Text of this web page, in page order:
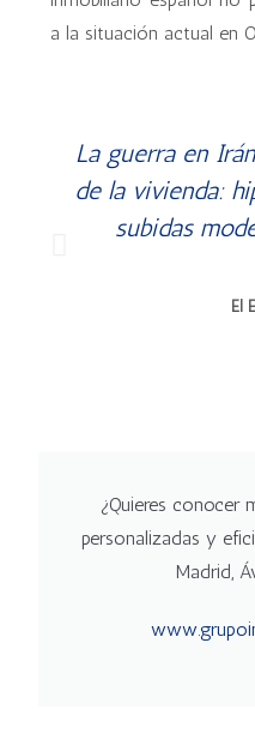
a la situación actual en
La guerra en
de la vivienda:
subidas
El
¿Quieres conocer
personalizadas y
Madrid,